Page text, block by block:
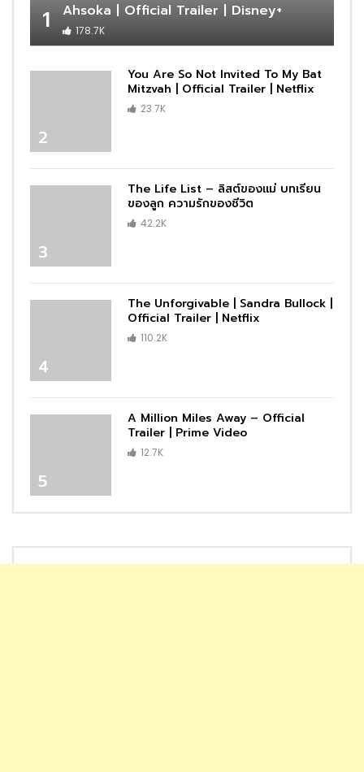
1 Ahsoka | Official Trailer | Disney+
178.7K
2
You Are So Not Invited To My Bat
Mitzvah | Official Trailer | Netflix
23.7K
3
The Life List – ลิสต์ของแม่ บทเรียน
ของลูก ความรักของชีวิต
42.2K
4
The Unforgivable | Sandra Bullock |
Official Trailer | Netflix
110.2K
5
A Million Miles Away – Official
Trailer | Prime Video
12.7K